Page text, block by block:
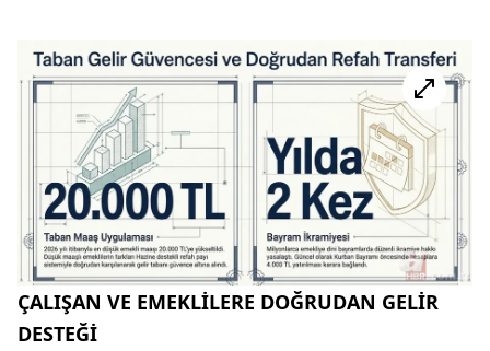
ÇALIŞAN VE EMEKLİLERE DOĞRUDAN GELİR
DESTEĞİ